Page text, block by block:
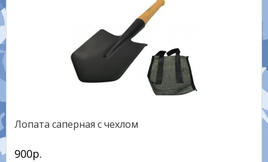
Лопата саперная с чехлом
900р.